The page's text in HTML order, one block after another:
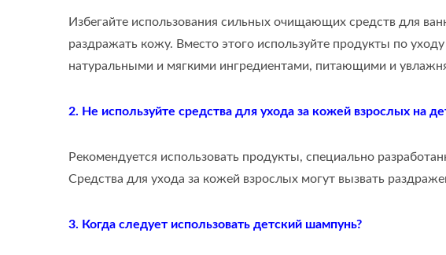
Избегайте использования сильных очищающих средств для
раздражать кожу. Вместо этого используйте продукты по
натуральными и мягкими ингредиентами, питающими и
2. Не используйте средства для ухода за кожей взрослых на
Рекомендуется использовать продукты, специально
Средства для ухода за кожей взрослых могут вызвать
3. Когда следует использовать детский шампунь?